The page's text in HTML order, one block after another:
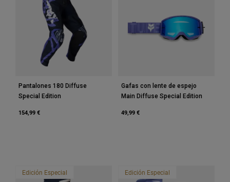
Accesorios
Bolsas y Mochilas
Gorras y Gorros
Pantalones 180 Diffuse
Special Edition
154,99 €
Gafas con lente de espejo
Main Diffuse Special Edition
49,99 €
Edición Especial Edición Especial